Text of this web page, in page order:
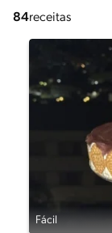
84receitas
Fácil